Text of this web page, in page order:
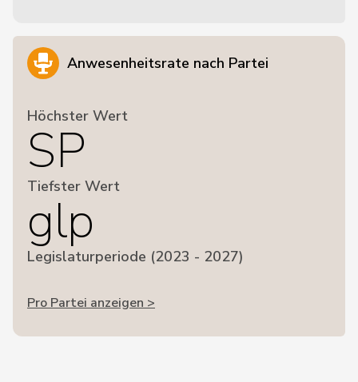
Anwesenheitsrate nach Partei
Höchster Wert
SP
Tiefster Wert
glp
Legislaturperiode (2023 - 2027)
Pro Partei anzeigen >